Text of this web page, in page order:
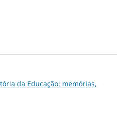
da Educação: memórias,